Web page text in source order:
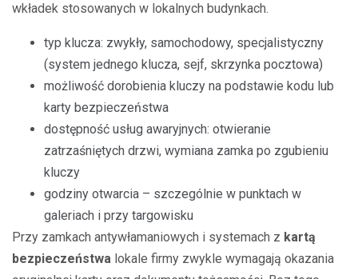
wkładek stosowanych w lokalnych budynkach.
typ klucza: zwykły, samochodowy, specjalistyczny
(system jednego klucza, sejf, skrzynka pocztowa)
możliwość dorobienia kluczy na podstawie kodu lub
karty bezpieczeństwa
dostępność usług awaryjnych: otwieranie
zatrzaśniętych drzwi, wymiana zamka po zgubieniu
kluczy
godziny otwarcia – szczególnie w punktach w
galeriach i przy targowisku
Przy zamkach antywłamaniowych i systemach z kartą
bezpieczeństwa lokale firmy zwykle wymagają okazania